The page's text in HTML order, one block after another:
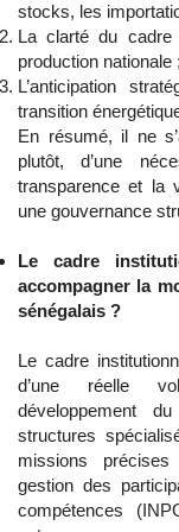
stocks, les
La clarté du cadre
production nationale ;
L’anticipation
transition
En résumé, il ne
plutôt, d’une
transparence et la
une gouvernance
Le cadre
accompagner la
sénégalais ?
Le cadre
d’une réelle
développement
structures
missions
gestion des
compétences